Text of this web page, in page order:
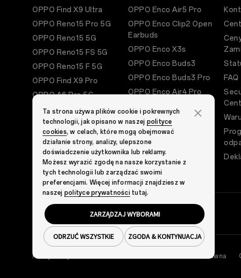
OPPO Find X9 Ultra
OPPO Reno15 Pro 5G
OPPO Reno15 5G
OPPO Reno15 FS 5G
OPPO Reno15 F 5G
OPPO Find X9 Pro
OPPO A6 Pro 5G
OPPO A6
OPPO A6x
OPPO A6k
OPPO Enco Air5 Pro
OPPO Enco Clip2 Open
Earbuds
OPPO Enco X3s
OPPO Enco Buds3
OPPO Enco Buds3 Pro
OPPO Enco Air4 Pro
OPPO Pad 5
OPPO Pad Neo
OPPO Pad 2
OPPO Pad Air
FAQ
Polityka Prywatności Nota Prawna
Ta strona używa plików cookie i pokrewnych
technologii, jak opisano w naszej polityce
cookies, w celach, które mogą obejmować
działanie strony, analizy, ulepszone
doświadczenie użytkownika lub reklamy.
Możesz wyrazić zgodę na nasze korzystanie z
tych technologii lub zarządzać swoimi
preferencjami. Więcej informacji znajdziesz w
naszej polityce prywatnościtutaj.
ZARZĄDZAJ WYBORAMI
ZGODA & KONTYNUACJA
ODRZUĆ WSZYSTKIE